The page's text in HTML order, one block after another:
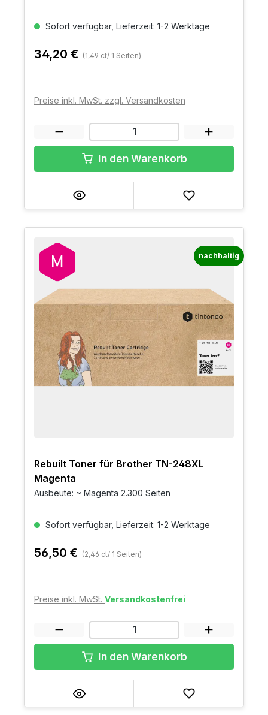
Sofort verfügbar, Lieferzeit: 1-2 Werktage
34,20 € (1,49 ct/ 1 Seiten)
Preise inkl. MwSt. zzgl. Versandkosten
In den Warenkorb
nachhaltig
Rebuilt Toner für Brother TN-248XL
Magenta
Ausbeute: ~ Magenta 2.300 Seiten
Sofort verfügbar, Lieferzeit: 1-2 Werktage
56,50 € (2,46 ct/ 1 Seiten)
Preise inkl. MwSt. Versandkostenfrei
In den Warenkorb